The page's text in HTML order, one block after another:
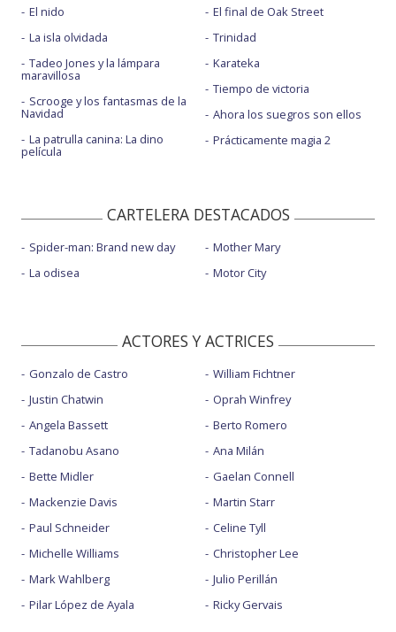
El nido
La isla olvidada
Tadeo Jones y la lámpara
maravillosa
Scrooge y los fantasmas de la
Navidad
La patrulla canina: La dino
película
El final de Oak Street
Trinidad
Karateka
Tiempo de victoria
Ahora los suegros son ellos
Prácticamente magia 2
CARTELERA DESTACADOS
Spider-man: Brand new day
La odisea
Mother Mary
Motor City
ACTORES Y ACTRICES
Gonzalo de Castro
Justin Chatwin
Angela Bassett
Tadanobu Asano
Bette Midler
Mackenzie Davis
Paul Schneider
Michelle Williams
Mark Wahlberg
Pilar López de Ayala
William Fichtner
Oprah Winfrey
Berto Romero
Ana Milán
Gaelan Connell
Martin Starr
Celine Tyll
Christopher Lee
Julio Perillán
Ricky Gervais